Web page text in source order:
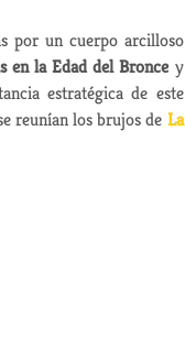
por un cuerpo arcilloso
en la Edad del Bronce y
estratégica de este
reunían los brujos de La